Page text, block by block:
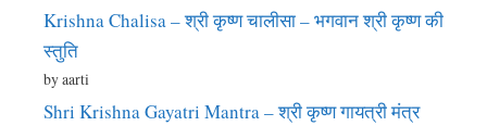
Krishna Chalisa – श्री कृष्ण चालीसा – भगवान श्री कृष्ण की
स्तुति
by aarti
Shri Krishna Gayatri Mantra – श्री कृष्ण गायत्री मंत्र